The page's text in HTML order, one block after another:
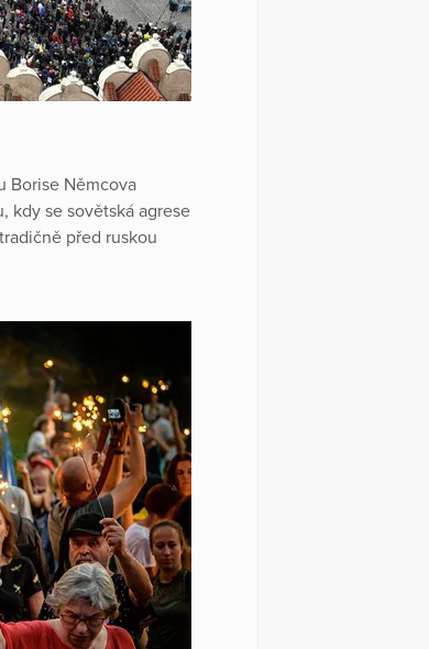
Borise Němcova
kdy se sovětská agrese
před ruskou